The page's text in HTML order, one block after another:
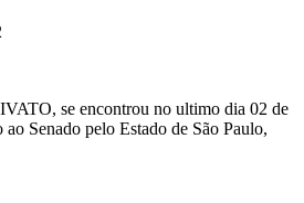
se encontrou no ultimo dia 02 de
Senado pelo Estado de São Paulo,